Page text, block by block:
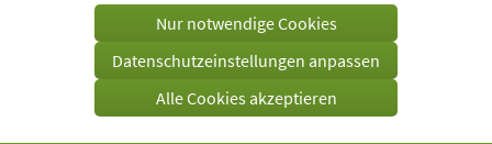
einem
Tab)
Nur notwendige Cookies
Datenschutzeinstellungen anpassen
Alle Cookies akzeptieren